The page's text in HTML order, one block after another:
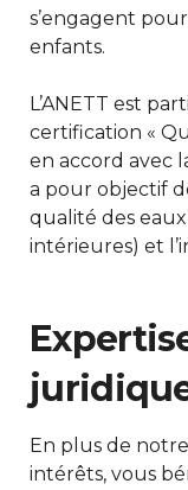
s’engagent
enfants.
L’ANETT est
certification «
en accord avec
a pour objectif
qualité des
intérieures) et
En plus de
intérêts, vous